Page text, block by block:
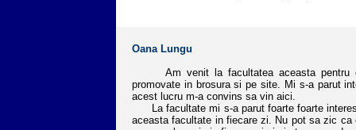
Oana Lungu
Am venit la facultatea aceasta pentru
promovate in brosura si pe site. Mi s-a parut
acest lucru m-a convins sa vin aici.
La facultate mi s-a parut foarte foarte
aceasta facultate in fiecare zi. Nu pot sa zic